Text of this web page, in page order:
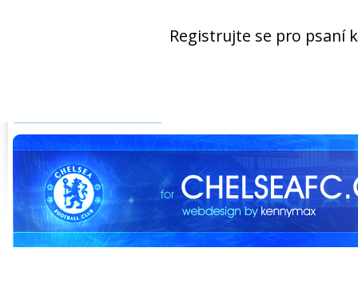
Registrujte se pro psaní